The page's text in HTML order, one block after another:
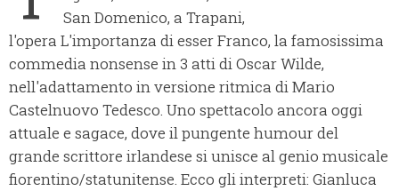
San Domenico, a Trapani,
l'opera L'importanza di esser Franco, la famosissima
commedia nonsense in 3 atti di Oscar Wilde,
nell'adattamento in versione ritmica di Mario
Castelnuovo Tedesco. Uno spettacolo ancora oggi
attuale e sagace, dove il pungente humour del
grande scrittore irlandese si unisce al genio musicale
fiorentino/statunitense. Ecco gli interpreti: Gianluca